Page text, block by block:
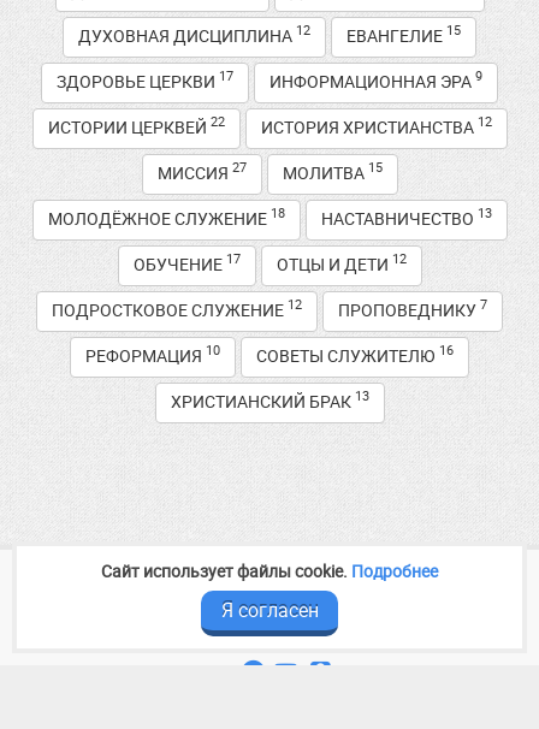
ДУХОВНАЯ ДИСЦИПЛИНА 12 ЕВАНГЕЛИЕ 15
ЗДОРОВЬЕ ЦЕРКВИ 17 ИНФОРМАЦИОННАЯ ЭРА 9
ИСТОРИИ ЦЕРКВЕЙ 22 ИСТОРИЯ ХРИСТИАНСТВА 12
МИССИЯ 27 МОЛИТВА 15
МОЛОДЁЖНОЕ СЛУЖЕНИЕ 18 НАСТАВНИЧЕСТВО 13
ОБУЧЕНИЕ 17 ОТЦЫ И ДЕТИ 12
ПОДРОСТКОВОЕ СЛУЖЕНИЕ 12 ПРОПОВЕДНИКУ 7
РЕФОРМАЦИЯ 10 СОВЕТЫ СЛУЖИТЕЛЮ 16
ХРИСТИАНСКИЙ БРАК 13
2014—2026 Медиа служениеbaptist-volga.ru
Следите за новостями в соцсетях
  
Сайт использует файлы cookie. Подробнее
Я согласен